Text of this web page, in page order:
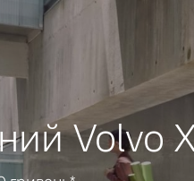
Volvo